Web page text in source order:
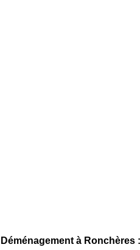
Déménagement à